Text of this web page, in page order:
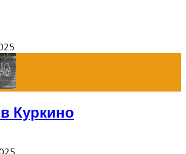
Куркино